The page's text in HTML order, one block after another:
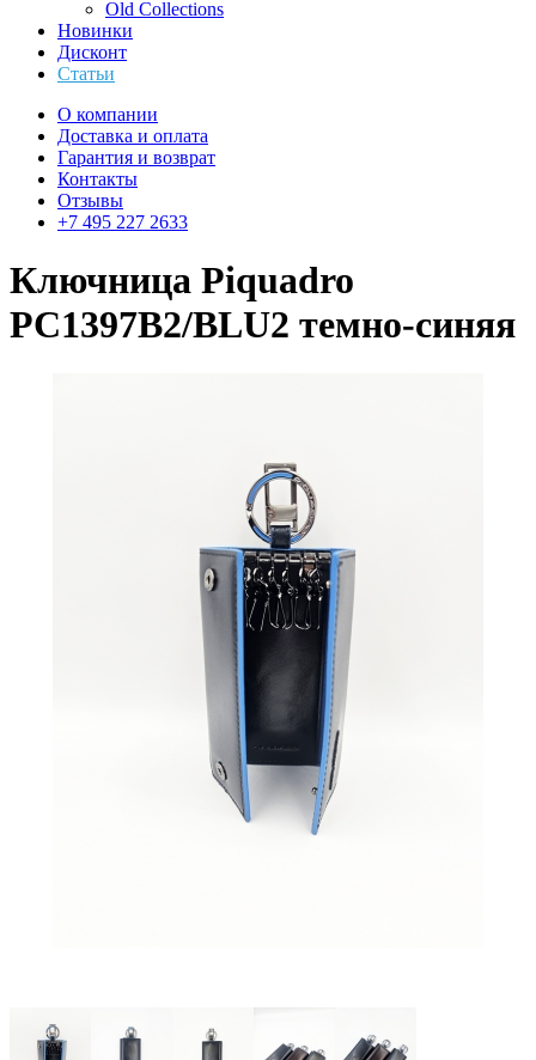
Old Collections
Новинки
Дисконт
Статьи
О компании
Доставка и оплата
Гарантия и возврат
Контакты
Отзывы
+7 495 227 2633
Ключница Piquadro
PC1397B2/BLU2 темно-синяя